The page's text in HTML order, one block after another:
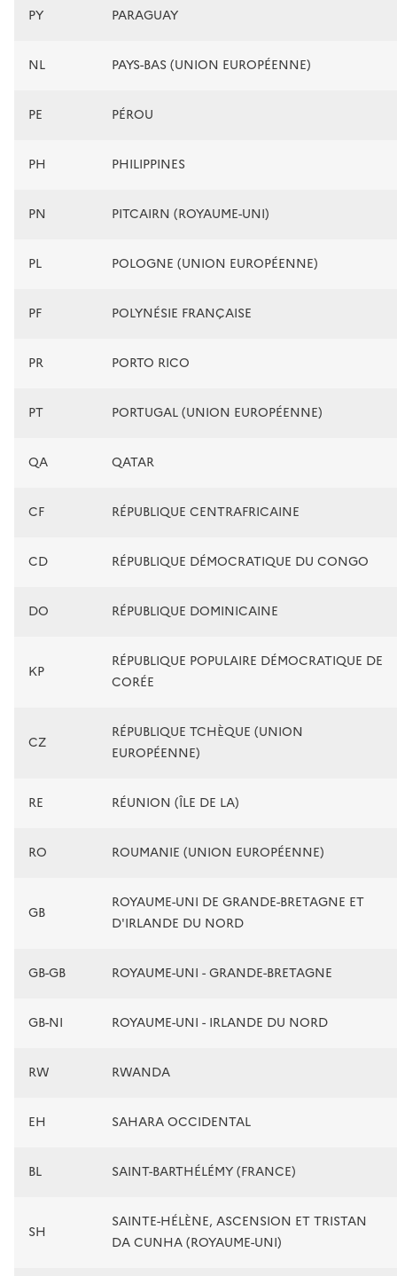
PY PARAGUAY
NL PAYS-BAS (UNION EUROPÉENNE)
PE PÉROU
PH PHILIPPINES
PN PITCAIRN (ROYAUME-UNI)
PL POLOGNE (UNION EUROPÉENNE)
PF POLYNÉSIE FRANÇAISE
PR PORTO RICO
PT PORTUGAL (UNION EUROPÉENNE)
QA QATAR
CF RÉPUBLIQUE CENTRAFRICAINE
CD RÉPUBLIQUE DÉMOCRATIQUE DU CONGO
DO RÉPUBLIQUE DOMINICAINE
KP
RÉPUBLIQUE POPULAIRE DÉMOCRATIQUE DE
CORÉE
CZ
RÉPUBLIQUE TCHÈQUE (UNION
EUROPÉENNE)
RE RÉUNION (ÎLE DE LA)
RO ROUMANIE (UNION EUROPÉENNE)
GB
ROYAUME-UNI DE GRANDE-BRETAGNE ET
D'IRLANDE DU NORD
GB-GB ROYAUME-UNI - GRANDE-BRETAGNE
GB-NI ROYAUME-UNI - IRLANDE DU NORD
RW RWANDA
EH SAHARA OCCIDENTAL
BL SAINT-BARTHÉLÉMY (FRANCE)
SH
SAINTE-HÉLÈNE, ASCENSION ET TRISTAN
DA CUNHA (ROYAUME-UNI)